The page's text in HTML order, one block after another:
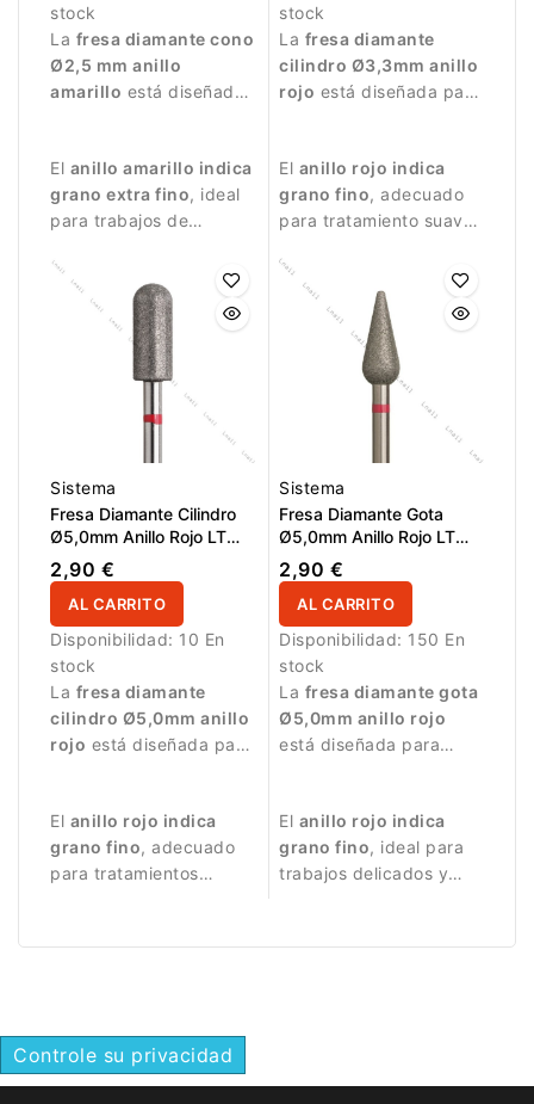
stock
La fresa diamante cono
Ø2,5 mm anillo
amarillo está diseñada
delicados.
El anillo amarillo indica
grano extra fino, ideal
para trabajos de
stock
La fresa diamante
cilindro Ø3,3mm anillo
rojo está diseñada para
El anillo rojo indica
grano fino, adecuado
para tratamiento suave
uña.
Sistema
Fresa Diamante Cilindro
Ø5,0mm Anillo Rojo LT
12,0mm
2,90 €
AL CARRITO
Disponibilidad: 10 En
stock
La fresa diamante
cilindro Ø5,0mm anillo
rojo está diseñada para
una abrasión suave.
El anillo rojo indica
grano fino, adecuado
para tratamientos
Sistema
Fresa Diamante Gota
Ø5,0mm Anillo Rojo LT
12,0mm
2,90 €
AL CARRITO
Disponibilidad: 150 En
stock
La fresa diamante gota
Ø5,0mm anillo rojo
está diseñada para
El anillo rojo indica
grano fino, ideal para
trabajos delicados y
Controle su privacidad